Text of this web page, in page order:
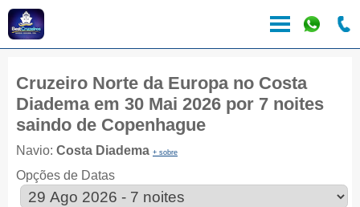
Cruzeiro Norte da Europa no Costa
Diadema em 30 Mai 2026 por 7 noites
saindo de Copenhague
Navio: Costa Diadema + sobre
Opções de Datas